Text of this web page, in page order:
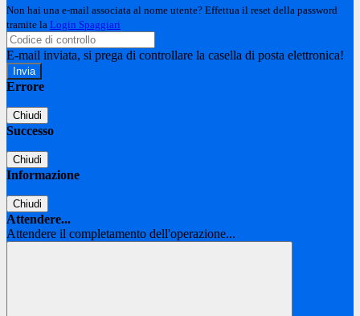
Non hai una e-mail associata al nome utente? Effettua il reset della password
tramite la Login Spaggiari
E-mail inviata, si prega di controllare la casella di posta elettronica!
Errore
Chiudi
Successo
Chiudi
Informazione
Chiudi
Attendere...
Attendere il completamento dell'operazione...